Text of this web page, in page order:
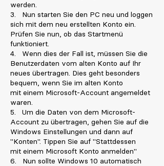
werden.
3. Nun starten Sie den PC neu und loggen
sich mit dem neu erstellten Konto ein.
Prüfen Sie nun, ob das Startmenü
funktioniert.
4. Wenn dies der Fall ist, müssen Sie die
Benutzerdaten vom alten Konto auf Ihr
neues übertragen. Dies geht besonders
bequem, wenn Sie im alten Konto
mit einem Microsoft-Account angemeldet
waren.
5. Um die Daten von dem Microsoft-
Account zu übertragen, gehen Sie auf die
Windows Einstellungen und dann auf
"Konten". Tippen Sie auf "Stattdessen
mit einem Microsoft Konto anmelden"
6. Nun sollte Windows 10 automatisch